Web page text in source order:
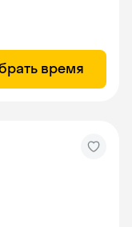
время